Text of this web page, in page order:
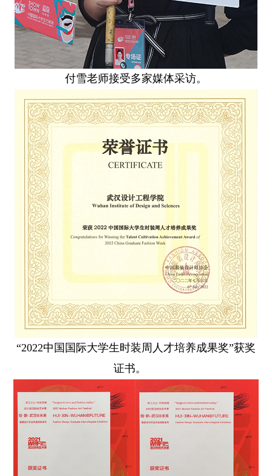
付雪老师接受多家媒体采访。
“2022中国国际大学生时装周人才培养成果奖”获奖
证书。